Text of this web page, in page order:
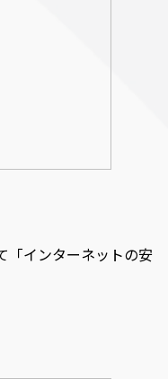
「インターネットの安